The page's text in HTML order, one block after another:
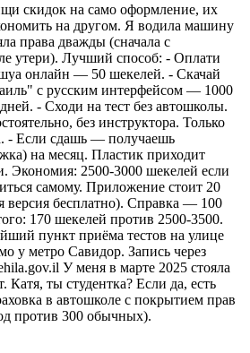
скидок на само оформление, их
на другом. Я водила машину
права дважды (сначала с
утери). Лучший способ: - Оплати
онлайн — 50 шекелей. - Скачай
с русским интерфейсом — 1000
- Сходи на тест без автошколы.
без инструктора. Только
- Если сдашь — получаешь
на месяц. Пластик приходит
Экономия: 2500-3000 шекелей если
самому. Приложение стоит 20
версия бесплатно). Справка — 100
170 шекелей против 2500-3500.
пункт приёма тестов на улице
у метро Савидор. Запись через
У меня в марте 2025 стояла
Катя, ты студентка? Если да, есть
в автошколе с покрытием прав
против 300 обычных).